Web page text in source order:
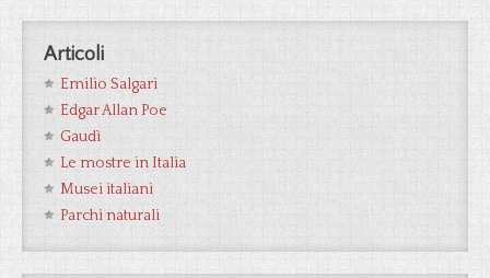
Articoli
Emilio Salgari
Edgar Allan Poe
Gaudì
Le mostre in Italia
Musei italiani
Parchi naturali